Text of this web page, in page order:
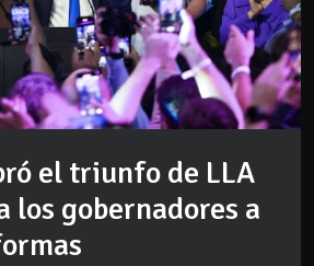
el triunfo de LLA
los gobernadores a